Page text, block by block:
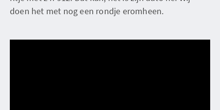
doen het met nog een rondje eromheen.